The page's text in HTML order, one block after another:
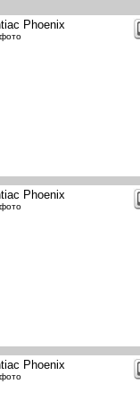
Phoenix
Phoenix
Phoenix